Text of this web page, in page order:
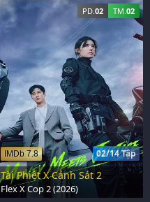
PD.02 TM.02
02/14 Tập
IMDb 7.8
Tài Phiệt X Cảnh Sát 2
Flex X Cop 2 (2026)